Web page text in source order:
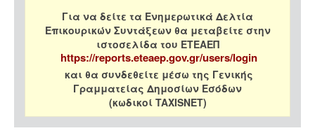
Για να δείτε τα Ενημερωτικά Δελτία
Επικουρικών Συντάξεων θα μεταβείτε στην
ιστοσελίδα του ΕΤΕΑΕΠ
https://reports.eteaep.gov.gr/users/login
και θα συνδεθείτε μέσω της Γενικής
Γραμματείας Δημοσίων Εσόδων
(κωδικοί TAXISNET)